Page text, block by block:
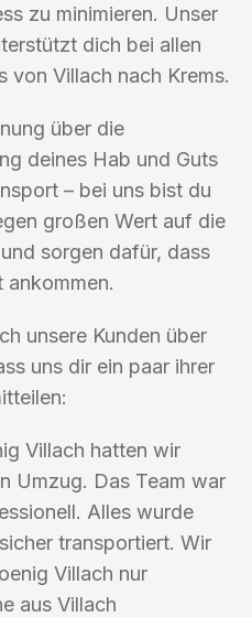
zu minimieren. Unser
dich bei allen
von Villach nach Krems.
über die
deines Hab und Guts
– bei uns bist du
großen Wert auf die
sorgen dafür, dass
ankommen.
unsere Kunden über
uns dir ein paar ihrer
Villach hatten wir
Umzug. Das Team war
Alles wurde
transportiert. Wir
Villach nur
aus Villach